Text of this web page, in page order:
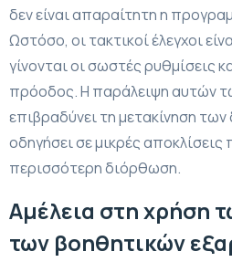
δεν είναι απαραίτητη η
Ωστόσο, οι τακτικοί έλεγχοι
γίνονται οι σωστές ρυθμίσεις
πρόοδος. Η παράλειψη αυτών
επιβραδύνει τη μετακίνηση
οδηγήσει σε μικρές αποκλίσεις
περισσότερη διόρθωση.
Αμέλεια στη χρήση
των βοηθητικών